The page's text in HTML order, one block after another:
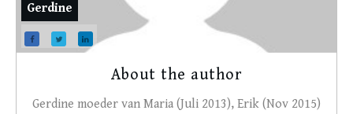
Gerdine
About the author
Gerdine moeder van Maria (Juli 2013), Erik (Nov 2015)